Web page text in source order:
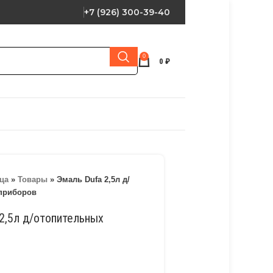
+7 (926) 300-39-40
0
0 ₽
» Товары » Эмаль Dufa 2,5л д/
д/отопительных